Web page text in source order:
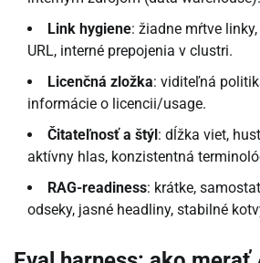
Link hygiene: žiadne mŕtve
URL, interné prepojenia v clustri.
Licenčná zložka: viditeľná
informácie o licencii/usage.
Čitateľnosť a štýl: dĺžka viet,
aktívny hlas, konzistentná
RAG-readiness: krátke,
odseky, jasné headliny, stabilné